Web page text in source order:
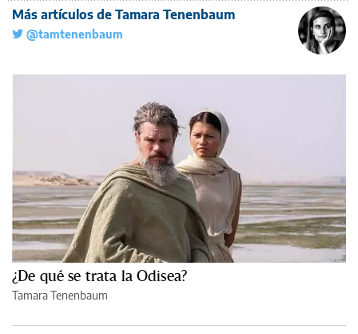
Más artículos de Tamara Tenenbaum
@tamtenenbaum
¿De qué se trata la Odisea?
Tamara Tenenbaum